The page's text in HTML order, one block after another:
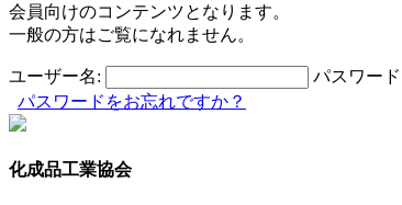
会員向けのコンテンツとなります。
一般の方はご覧になれません。
ユーザー名: パスワー
パスワードをお忘れですか？
化成品工業協会